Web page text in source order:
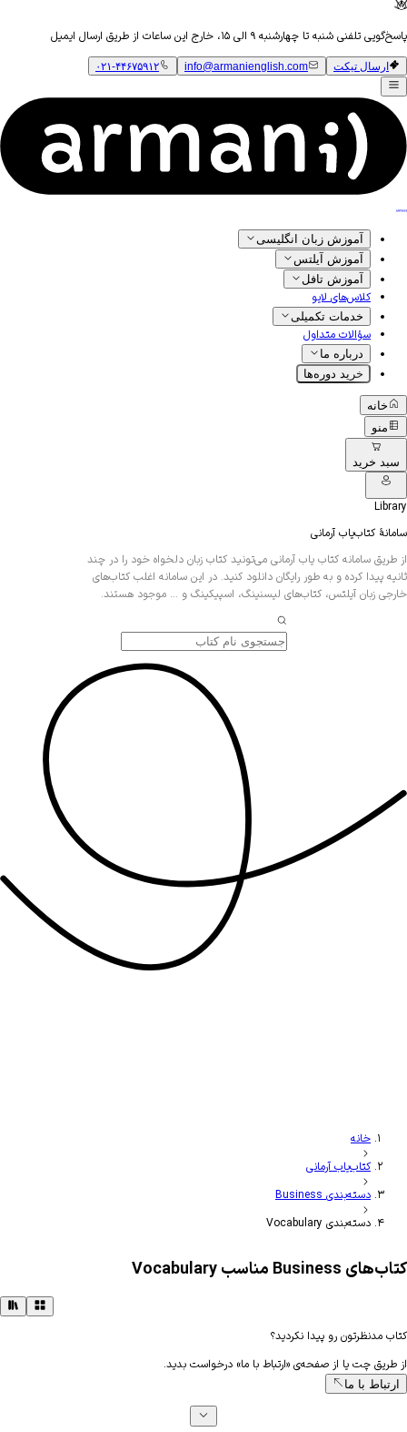
پاسخ‌گویی تلفنی شنبه تا چهارشنبه ۹ الی ۱۵، خارج این ساعات از طریق ارسال ایمیل
ارسال تیکت info@armanienglish.com ۰۲۱-۴۴۶۷۵۹۱۲
آموزش زبان انگلیسی
آموزش آیلتس
آموزش تافل
کلاس‌های لایو
خدمات تکمیلی
سؤالات متداول
درباره ما
خرید دوره‌ها
خانه
منو
سبد خرید
Library
سامانهٔ کتاب‌یاب آرمانی
از طریق سامانه کتاب یاب آرمانی می‌تونید کتاب زبان دلخواه خود را در چند
ثانیه پیدا کرده و به طور رایگان دانلود کنید. در این سامانه اغلب کتاب‌های
خارجی زبان آیلتس، کتاب‌های لیسنینگ، اسپیکینگ و … موجود هستند.
خانه
کتاب‌یاب آرمانی
دسته‌بندی Business
دسته‌بندی Vocabulary
کتاب‌های Business مناسب Vocabulary
کتاب مدنظرتون رو پیدا نکردید؟
از طریق چت یا از صفحه‌ی «ارتباط با ما» درخواست بدید.
ارتباط با ما